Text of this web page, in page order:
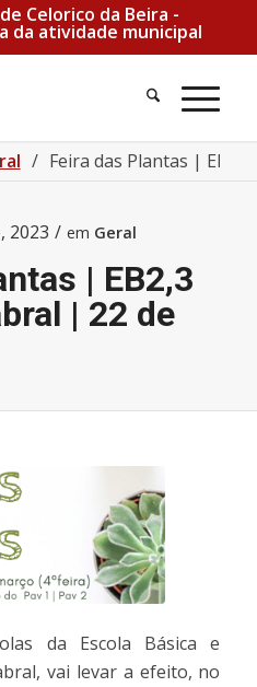
Celorico da Beira -
da atividade municipal
/ Feira das Plantas |
2023 / em Geral
| EB2,3
| 22 de
da Escola Básica e
vai levar a efeito, no